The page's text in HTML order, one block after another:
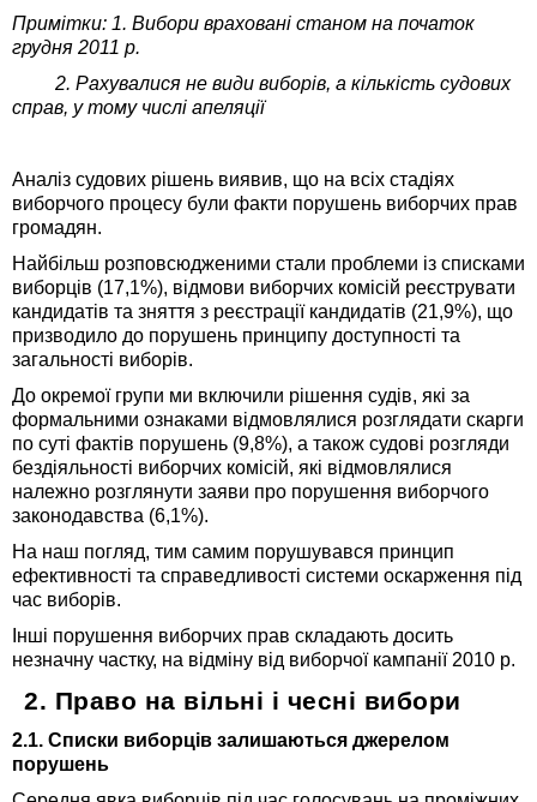
Примітки: 1. Вибори враховані станом на початок
грудня 2011 р.
2. Рахувалися не види виборів, а кількість судових
справ, у тому числі апеляції
Аналіз судових рішень виявив, що на всіх стадіях
виборчого процесу були факти порушень виборчих прав
громадян.
Найбільш розповсюдженими стали проблеми із списками
виборців (17,1%), відмови виборчих комісій реєструвати
кандидатів та зняття з реєстрації кандидатів (21,9%), що
призводило до порушень принципу доступності та
загальності виборів.
До окремої групи ми включили рішення судів, які за
формальними ознаками відмовлялися розглядати скарги
по суті фактів порушень (9,8%), а також судові розгляди
бездіяльності виборчих комісій, які відмовлялися
належно розглянути заяви про порушення виборчого
законодавства (6,1%).
На наш погляд, тим самим порушувався принцип
ефективності та справедливості системи оскарження під
час виборів.
Інші порушення виборчих прав складають досить
незначну частку, на відміну від виборчої кампанії 2010 р.
2. Право на вільні і чесні вибори
2.1. Списки виборців залишаються джерелом
порушень